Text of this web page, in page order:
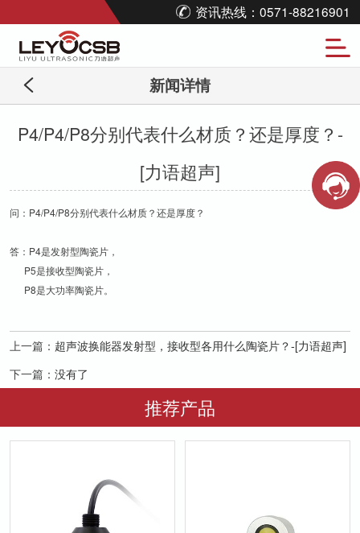
资讯热线：0571-88216901
新闻详情
P4/P4/P8分别代表什么材质？还是厚度？-
[力语超声]
问：P4/P4/P8分别代表什么材质？还是厚度？
答：P4是发射型陶瓷片，
P5是接收型陶瓷片，
P8是大功率陶瓷片。
上一篇： 超声波换能器发射型，接收型各用什么陶瓷片？-[力语超声]
下一篇： 没有了
推荐产品